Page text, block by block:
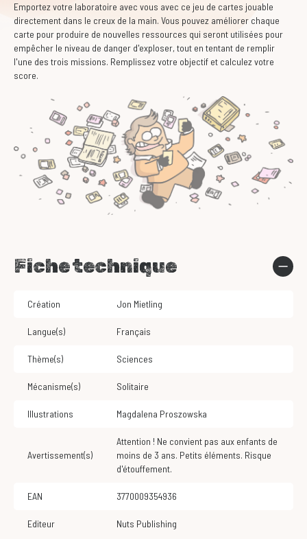
Emportez votre laboratoire avec vous avec ce jeu de cartes jouable
directement dans le creux de la main. Vous pouvez améliorer chaque
carte pour produire de nouvelles ressources qui seront utilisées pour
empêcher le niveau de danger d'exploser, tout en tentant de remplir
l'une des trois missions. Remplissez votre objectif et calculez votre
score.
Fiche technique
Création Jon Mietling
Langue(s) Français
Thème(s) Sciences
Mécanisme(s) Solitaire
Illustrations Magdalena Proszowska
Avertissement(s)
Attention ! Ne convient pas aux enfants de
moins de 3 ans. Petits éléments. Risque
d'étouffement.
EAN 3770009354936
Editeur Nuts Publishing